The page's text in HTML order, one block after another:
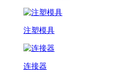
注塑模具
连接器